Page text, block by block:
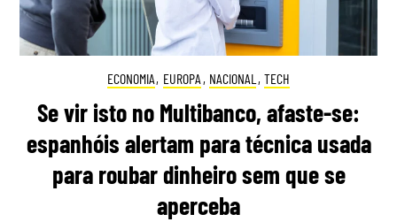
ECONOMIA, EUROPA , NACIONAL , TECH
Se vir isto no Multibanco, afaste-se:
espanhóis alertam para técnica usada
para roubar dinheiro sem que se
aperceba